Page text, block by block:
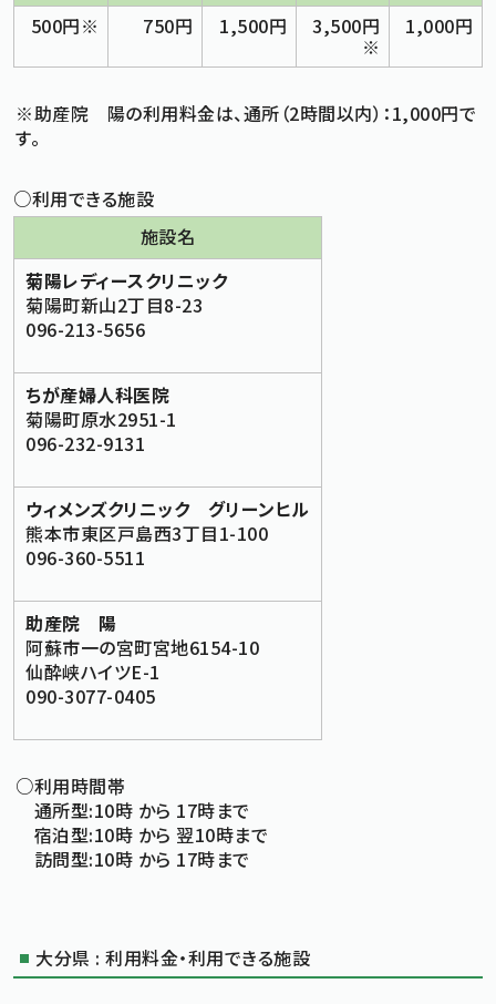
500円※ 750円 1,500円 3,500円
※
1,000円
※助産院 陽の利用料金は、通所（2時間以内）：1,000円で
す。
○利用できる施設
施設名
菊陽レディースクリニック
菊陽町新山2丁目8-23
096-213-5656
ちが産婦人科医院
菊陽町原水2951-1
096-232-9131
ウィメンズクリニック グリーンヒル
熊本市東区戸島西3丁目1-100
096-360-5511
助産院 陽
阿蘇市一の宮町宮地6154-10
仙酔峡ハイツE-1
090-3077-0405
○利用時間帯
通所型:10時 から 17時まで
宿泊型:10時 から 翌10時まで
訪問型:10時 から 17時まで
大分県 : 利用料金・利用できる施設